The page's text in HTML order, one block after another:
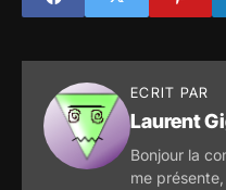
ECRIT PAR
Laurent
Bonjour la
me